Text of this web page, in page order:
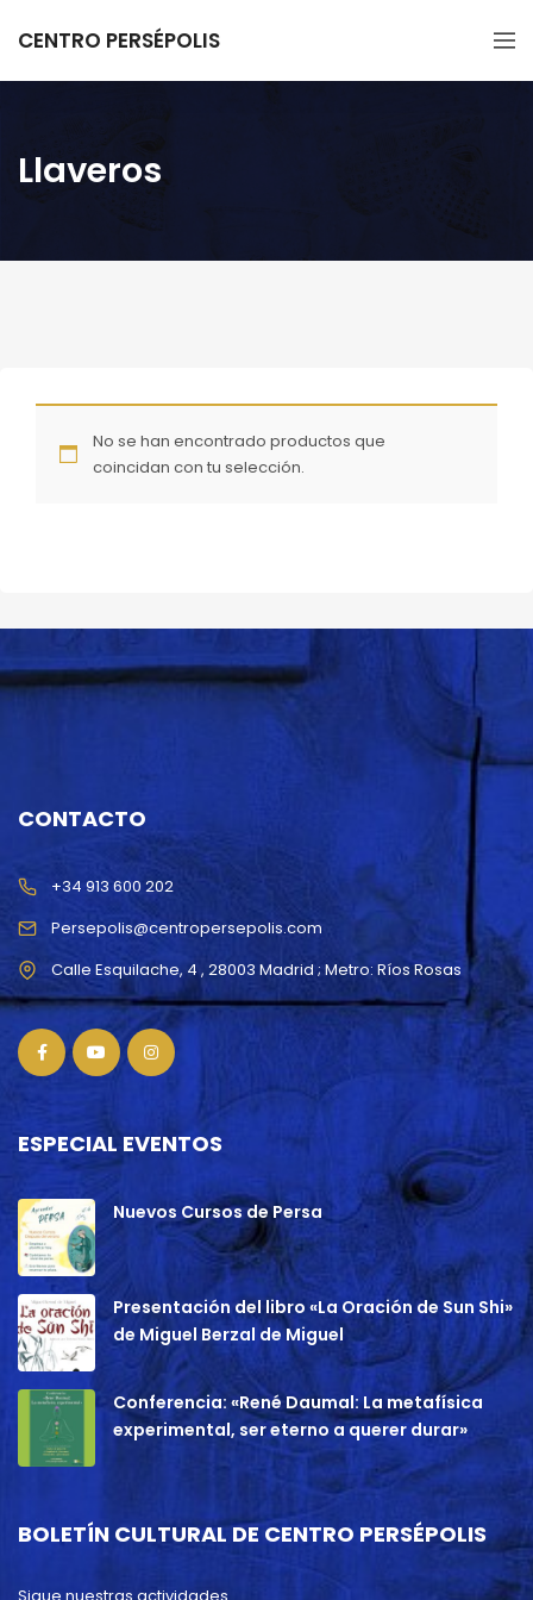
CENTRO PERSÉPOLIS
Llaveros
No se han encontrado productos que
coincidan con tu selección.
CONTACTO
Persepolis@centropersepolis.com
+34 913 600 202
ESPECIAL EVENTOS
Nuevos Cursos de Persa
Presentación del libro «La Oración de Sun Shi»
de Miguel Berzal de Miguel
Conferencia: «René Daumal: La metafísica
experimental, ser eterno a querer durar»
BOLETÍN CULTURAL DE CENTRO PERSÉPOLIS